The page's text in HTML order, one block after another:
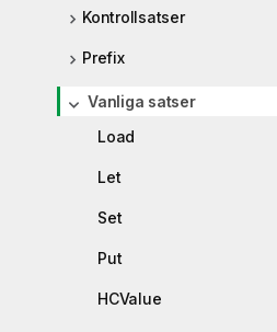
Kontrollsatser
Prefix
Vanliga satser
Load
Let
Set
Put
HCValue